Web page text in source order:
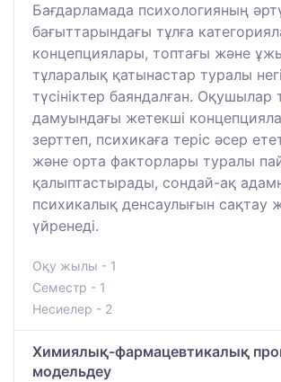
Бағдарламада психологияның
бағыттарындағы тұлға
концепциялары, топтағы және
тұларалық қатынастар туралы
түсініктер баяндалған. Оқушылар
дамуындағы жетекші
зерттеп, психикаға теріс әсер
және орта факторлары туралы
қалыптастырады, сондай-ақ
психикалық денсаулығын сақтау
үйренеді.
Оқу жылы - 1
Семестр - 1
Несиелер - 2
Химиялық-фармацевтикалық
модельдеу